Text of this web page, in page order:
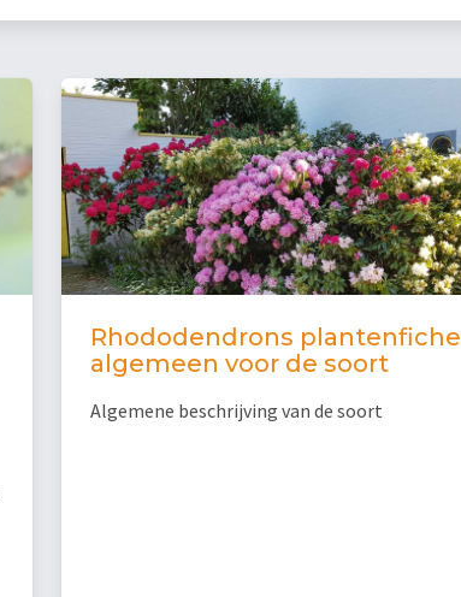
Rhododendrons plantenfiche
algemeen voor de soort
Algemene beschrijving van de soort